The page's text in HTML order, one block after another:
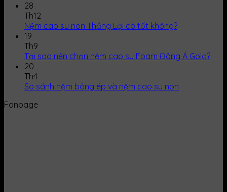
28
Th12
Nệm cao su non Thắng Lợi có tốt không?
19
Th9
Tại sao nên chọn nệm cao su Foam Đông Á Gold?
20
Th4
So sánh nệm bông ép và nệm cao su non
Fanpage